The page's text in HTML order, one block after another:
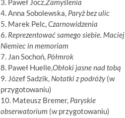
3. Paweł Jocz,Zamyślenia
4. Anna Sobolewska, Paryż bez ulic
5. Marek Pelc,Czarnowidzenia
6. Reprezentować samego siebie. Maciej
Niemiec in memoriam
7. Jan Sochoń, Półmrok
8. Paweł Huelle,Obłoki jasne nad tobą
9. Józef Sadzik, Notatki z podróży(w
przygotowaniu)
10. Mateusz Bremer, Paryskie
obserwatorium (w przygotowaniu)